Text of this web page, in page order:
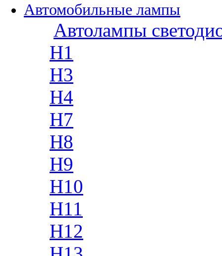
Автомобильные лампы
Автолампы
H1
H3
H4
H7
H8
H9
H10
H11
H12